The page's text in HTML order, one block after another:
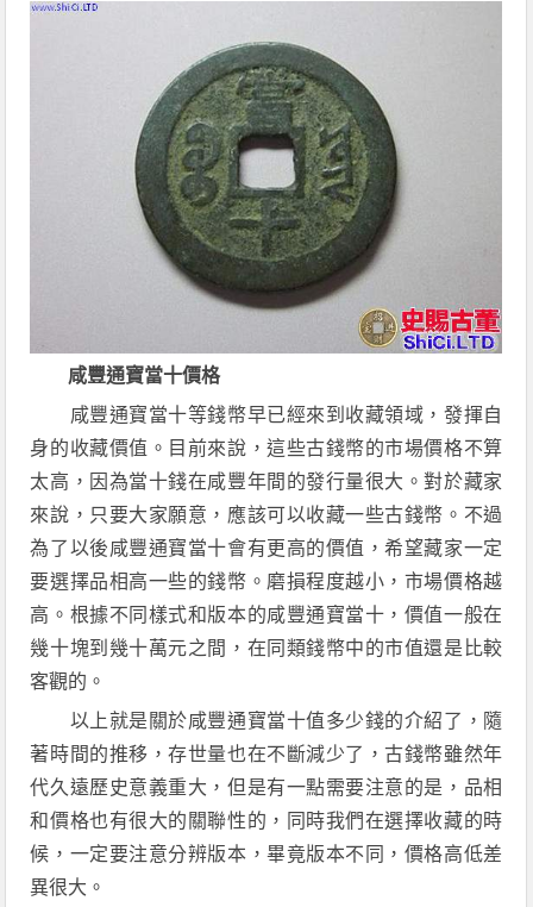
咸豐通寶當十價格
咸豐通寶當十等錢幣早已經來到收藏領域，發揮自
身的收藏價值。目前來說，這些古錢幣的市場價格不算
太高，因為當十錢在咸豐年間的發行量很大。對於藏家
來說，只要大家願意，應該可以收藏一些古錢幣。不過
為了以後咸豐通寶當十會有更高的價值，希望藏家一定
要選擇品相高一些的錢幣。磨損程度越小，市場價格越
高。根據不同樣式和版本的咸豐通寶當十，價值一般在
幾十塊到幾十萬元之間，在同類錢幣中的市值還是比較
客觀的。
以上就是關於咸豐通寶當十值多少錢的介紹了，隨
著時間的推移，存世量也在不斷減少了，古錢幣雖然年
代久遠歷史意義重大，但是有一點需要注意的是，品相
和價格也有很大的關聯性的，同時我們在選擇收藏的時
候，一定要注意分辨版本，畢竟版本不同，價格高低差
異很大。